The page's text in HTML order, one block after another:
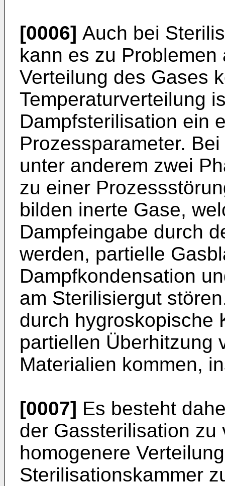
[0006] Auch bei
kann es zu
Verteilung des Gases
Temperaturverteilung
Dampfsterilisation ein
Prozessparameter.
unter anderem zwei
zu einer
bilden inerte Gase,
Dampfeingabe durch
werden, partielle
Dampfkondensation
am Sterilisiergut
durch hygroskopische
partiellen Überhitzung
Materialien kommen,
[0007] Es besteht
der Gassterilisation zu
homogenere
Sterilisationskammer